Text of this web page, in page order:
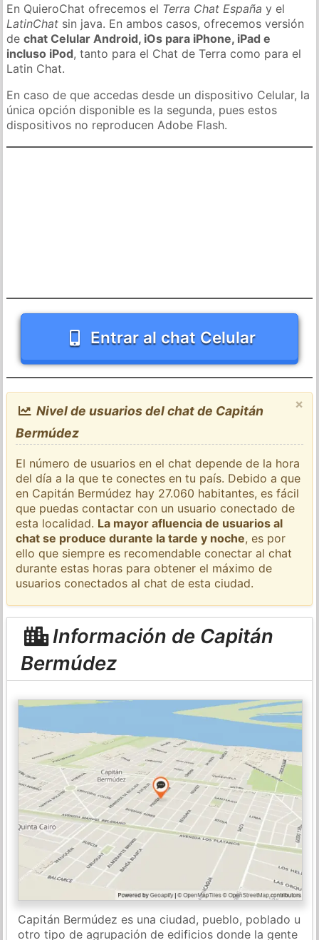
En QuieroChat ofrecemos el Terra Chat España y el
LatinChat sin java. En ambos casos, ofrecemos versión
dechat Celular Android, iOs para iPhone, iPad e
incluso iPod, tanto para el Chat de Terra como para el
Latin Chat.
En caso de que accedas desde un dispositivo Celular, la
única opción disponible es la segunda, pues estos
dispositivos no reproducen Adobe Flash.
Entrar al chat Celular
×
Nivel de usuarios del chat de Capitán
Bermúdez
El número de usuarios en el chat depende de la hora
del día a la que te conectes en tu país. Debido a que
en Capitán Bermúdez hay 27.060 habitantes, es fácil
que puedas contactar con un usuario conectado de
esta localidad. La mayor afluencia de usuarios al
chat se produce durante la tarde y noche, es por
ello que siempre es recomendable conectar al chat
durante estas horas para obtener el máximo de
usuarios conectados al chat de esta ciudad.
Información de Capitán
Bermúdez
Capitán Bermúdez es una ciudad, pueblo, poblado u
otro tipo de agrupación de edificios donde la gente